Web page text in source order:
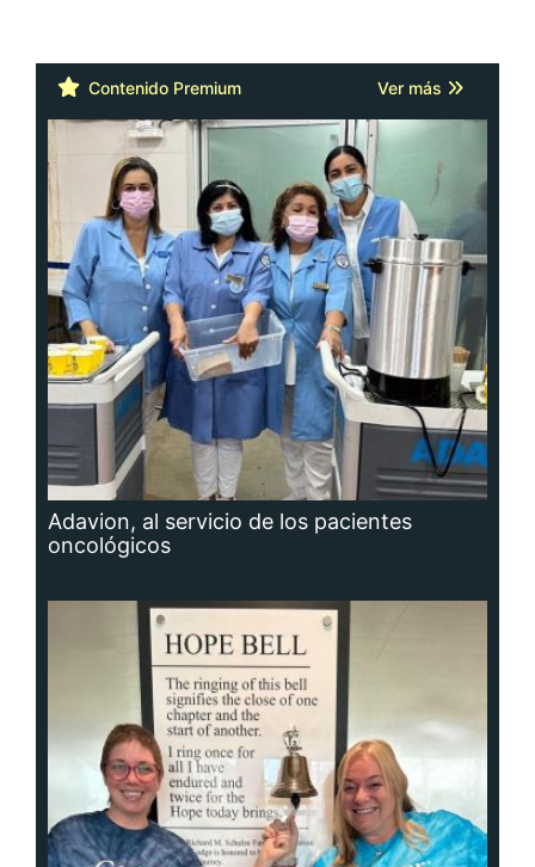
Contenido Premium Ver más
Adavion, al servicio de los pacientes
oncológicos